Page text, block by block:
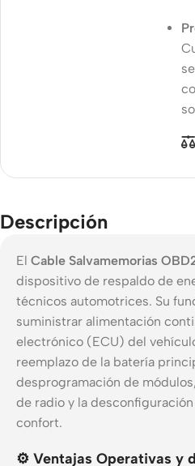
Descripción
El Cable Salvamemorias
dispositivo de respaldo de
técnicos automotrices. Su
suministrar alimentación
electrónico (ECU) del
reemplazo de la batería
desprogramación de
de radio y la
confort.
⚙️ Ventajas Operativas y